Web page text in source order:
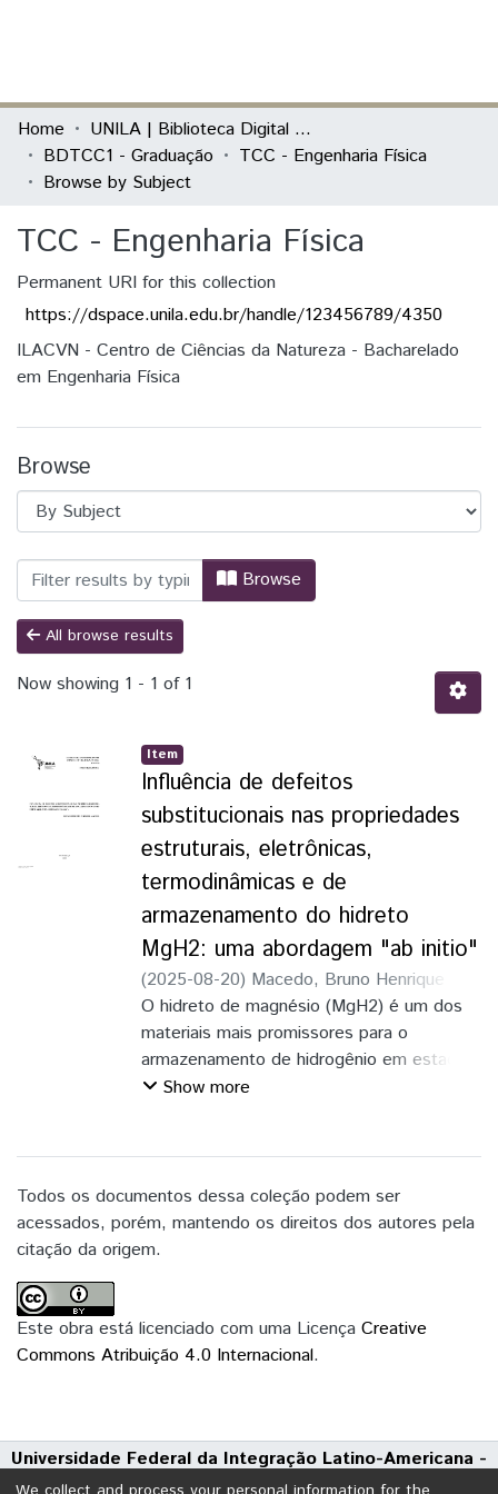
Communities & Collections
All of DSpace
Home
UNILA | Biblioteca Digital de Trabalhos de Conclusão de Curso
BDTCC1 - Graduação
TCC - Engenharia Física
Browse by Subject
TCC - Engenharia Física
Permanent URI for this collection
https://dspace.unila.edu.br/handle/123456789/4350
ILACVN - Centro de Ciências da Natureza - Bacharelado
em Engenharia Física
Browse
Browsing TCC - Engenharia Física by
Browse
All browse results
Now showing 1 - 1 of 1
Item
Influência de defeitos
substitucionais nas propriedades
estruturais, eletrônicas,
termodinâmicas e de
armazenamento do hidreto
MgH2: uma abordagem "ab initio"
(2025-08-20) Macedo, Bruno Henrique
Dourado
O hidreto de magnésio (MgH2) é um dos
materiais mais promissores para o
armazenamento de hidrogênio em estado
sólido devido à sua alta capacidade
têm limitado suas aplicações práticas. Para
superar esse desafio, diversos estudos
têm buscado otimizar suas propriedades
como dopagem e nanomodificação. Esses
esforços visam tornar o MgH2 mais
ab initio, das propriedades estruturais,
eletrônicas, termodinâmicas e de
Show more
Todos os documentos dessa coleção podem ser
acessados, porém, mantendo os direitos dos autores pela
citação da origem.
Este obra está licenciado com uma Licença Creative
Commons Atribuição 4.0 Internacional.
Universidade Federal da Integração Latino-Americana -
UNILA